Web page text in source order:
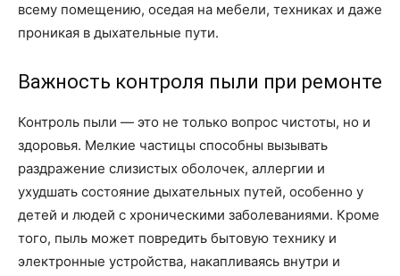
всему помещению, оседая на мебели, техниках и даже
проникая в дыхательные пути.
Важность контроля пыли при ремонте
Контроль пыли — это не только вопрос чистоты, но и
здоровья. Мелкие частицы способны вызывать
раздражение слизистых оболочек, аллергии и
ухудшать состояние дыхательных путей, особенно у
детей и людей с хроническими заболеваниями. Кроме
того, пыль может повредить бытовую технику и
электронные устройства, накапливаясь внутри и